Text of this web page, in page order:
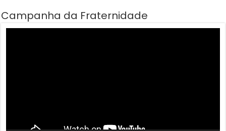
Campanha da Fraternidade